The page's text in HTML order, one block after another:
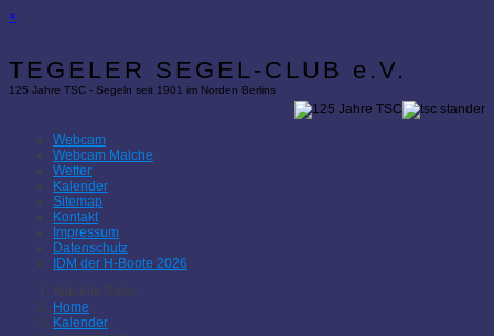
×
TEGELER SEGEL-CLUB e.V.
125 Jahre TSC - Segeln seit 1901 im Norden Berlins
Webcam
Webcam Malche
Wetter
Kalender
Sitemap
Kontakt
Impressum
Datenschutz
IDM der H-Boote 2026
Aktuelle Seite:
Home
Kalender